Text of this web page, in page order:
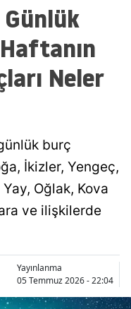
Neler
burç
İkizler, Yengeç,
Oğlak, Kova
ve ilişkilerde
Yayınlanma
05 Temmuz 2026 - 22:04